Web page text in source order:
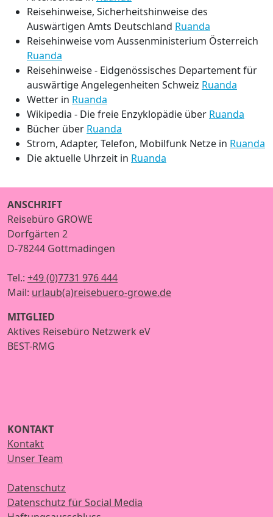
Reisehinweise, Sicherheitshinweise des
Auswärtigen Amts Deutschland Ruanda
Reisehinweise vom Aussenministerium Österreich
Ruanda
Reisehinweise - Eidgenössisches Departement für
auswärtige Angelegenheiten Schweiz Ruanda
Wetter in Ruanda
Wikipedia - Die freie Enzyklopädie über Ruanda
Bücher über Ruanda
Strom, Adapter, Telefon, Mobilfunk Netze in Ruanda
Die aktuelle Uhrzeit in Ruanda
ANSCHRIFT
Reisebüro GROWE
Dorfgärten 2
D-78244 Gottmadingen
Tel.: +49 (0)7731 976 444
Mail: urlaub(a)reisebuero-growe.de
MITGLIED
Aktives Reisebüro Netzwerk eV
BEST-RMG
KONTAKT
Kontakt
Unser Team
Datenschutz
Datenschutz für Social Media